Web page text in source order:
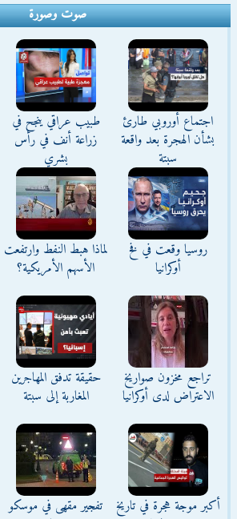
صوت وصورة
اجتماع أوروبي طارئ
بشأن الهجرة بعد واقعة
سبتة
طبيب عراقي ينجح في
زراعة أنف في رأس
بشري
روسيا وقعت في فخ
أوكرانيا
لماذا هبط النفط وارتفعت
الأسهم الأمريكية؟
تراجع مخزون صواريخ
الاعتراض لدى أوكرانيا
حقيقة تدفق المهاجرين
المغاربة إلى سبتة
أكبر موجة هجرة في تاريخ
تفجير مقهى في موسكو